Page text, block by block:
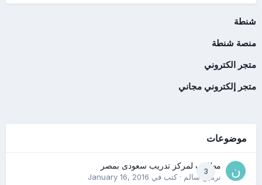
شنطة
منصة شنطة
متجر الكتروني
متجر إلكتروني مجاني
موضوعات
3
مطلوب لمركز تدريب سعودى بمصر
نرمين سالم· كتب في January 16, 2016